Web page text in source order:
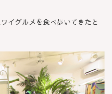
イグルメを食べ歩いてきたと